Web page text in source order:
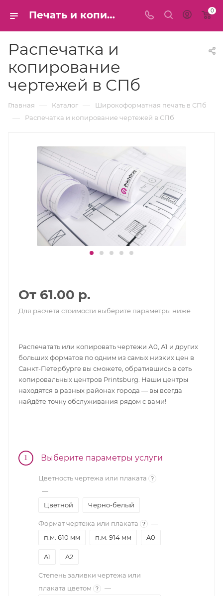
Печать и копирование чертежей формата А1 А0 - Распечатать чертёж большого масштаба на широкоформатном плоттере - Напечатать цветные и ЧБ чертежи - цена в СПб 0
Распечатка и
копирование
чертежей в СПб
Главная — Каталог — Широкоформатная печать в СПб
— Распечатка и копирование чертежей в СПб
От 61.00 р.
Для расчета стоимости выберите параметры ниже
Распечатать или копировать чертежи А0, А1 и других
больших форматов по одним из самых низких цен в
Санкт-Петербурге вы сможете, обратившись в сеть
копировальных центров Printsburg. Наши центры
находятся в разных районах города — вы всегда
найдёте точку обслуживания рядом с вами!
1 Выберите параметры услуги
Цветность чертежа или плаката ?
—
Цветной
Черно-белый
Формат чертежа или плаката ?
—
п.м. 610 мм
п.м. 914 мм A0
A1 A2
Степень заливки чертежа или
плаката цветом
?
—